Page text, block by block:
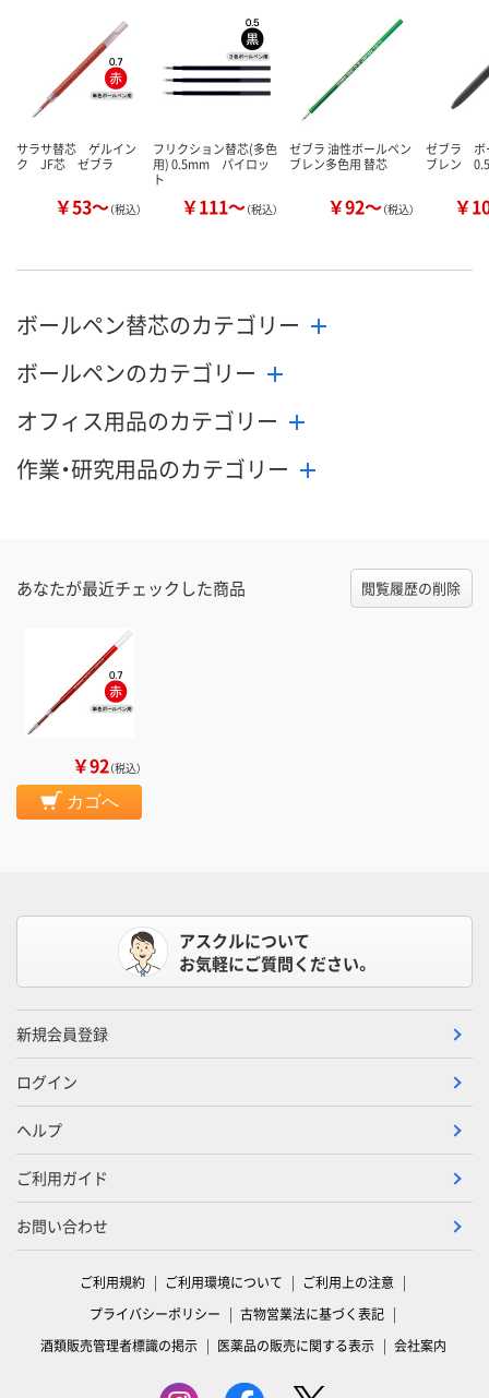
サラサ替芯 ゲルイン
ク JF芯 ゼブラ
￥53～（税込）
フリクション替芯(多色
用) 0.5mm パイロッ
ト
￥111～（税込）
ゼブラ 油性ボールペン
ブレン多色用 替芯
￥92～（税込）
ゼブラ
ブレン
￥
ボールペン替芯のカテゴリー
ボールペンのカテゴリー
オフィス用品のカテゴリー
作業・研究用品のカテゴリー
あなたが最近チェックした商品 閲覧履歴の削除
￥92（税込）
カゴへ
アスクルについて
お気軽にご質問ください。
新規会員登録
ログイン
ヘルプ
ご利用ガイド
お問い合わせ
ご利用規約 ご利用環境について
ご利用上の注意
プライバシーポリシー
古物営業法に基づく表記
酒類販売管理者標識の掲示
医薬品の販売に関する表示 会社案内